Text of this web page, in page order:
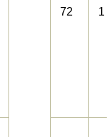
72 1